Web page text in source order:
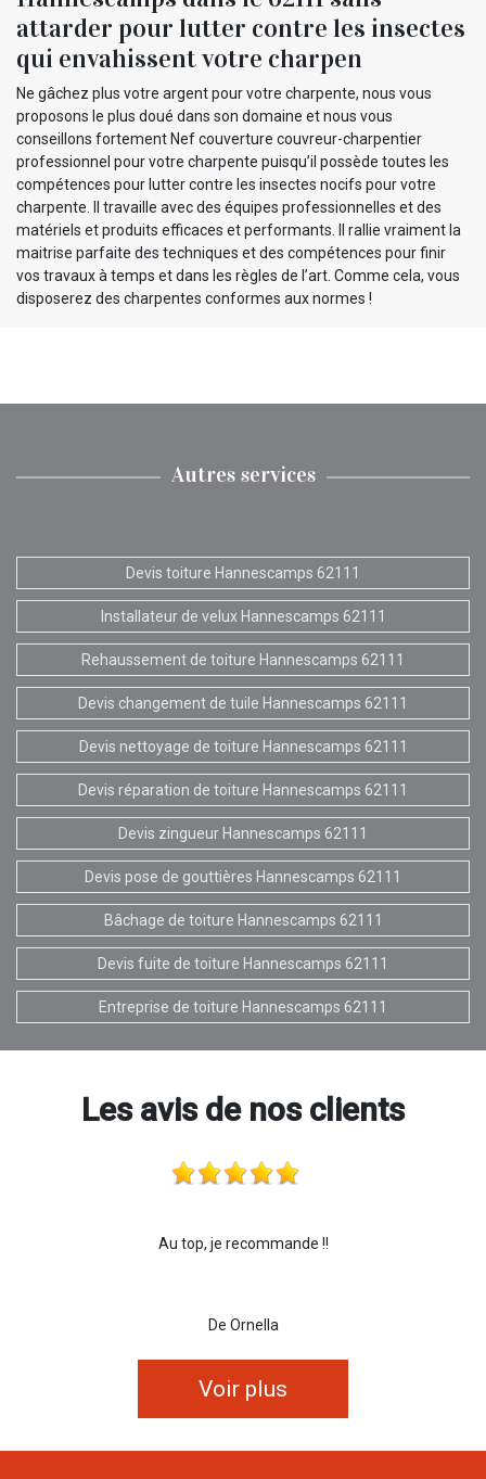
attarder pour lutter contre les insectes
qui envahissent votre charpen
Ne gâchez plus votre argent pour votre charpente, nous vous
proposons le plus doué dans son domaine et nous vous
conseillons fortement Nef couverture couvreur-charpentier
professionnel pour votre charpente puisqu’il possède toutes les
compétences pour lutter contre les insectes nocifs pour votre
charpente. Il travaille avec des équipes professionnelles et des
matériels et produits efficaces et performants. Il rallie vraiment la
maitrise parfaite des techniques et des compétences pour finir
vos travaux à temps et dans les règles de l’art. Comme cela, vous
disposerez des charpentes conformes aux normes !
Autres services
Devis toiture Hannescamps 62111
Installateur de velux Hannescamps 62111
Rehaussement de toiture Hannescamps 62111
Devis changement de tuile Hannescamps 62111
Devis nettoyage de toiture Hannescamps 62111
Devis réparation de toiture Hannescamps 62111
Devis zingueur Hannescamps 62111
Devis pose de gouttières Hannescamps 62111
Bâchage de toiture Hannescamps 62111
Devis fuite de toiture Hannescamps 62111
Entreprise de toiture Hannescamps 62111
Les avis de nos clients
Au top, je recommande !!
De Ornella
Voir plus